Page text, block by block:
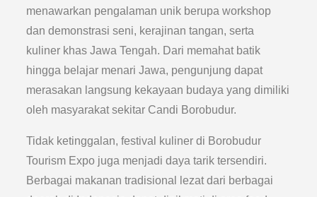
menawarkan pengalaman unik berupa workshop
dan demonstrasi seni, kerajinan tangan, serta
kuliner khas Jawa Tengah. Dari memahat batik
hingga belajar menari Jawa, pengunjung dapat
merasakan langsung kekayaan budaya yang dimiliki
oleh masyarakat sekitar Candi Borobudur.
Tidak ketinggalan, festival kuliner di Borobudur
Tourism Expo juga menjadi daya tarik tersendiri.
Berbagai makanan tradisional lezat dari berbagai